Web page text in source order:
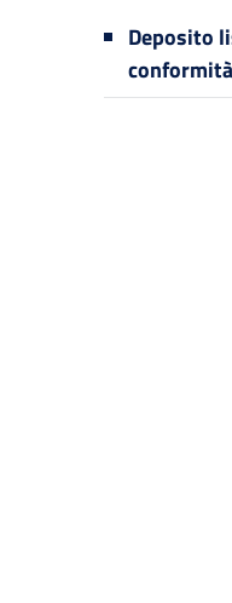
Deposito
conformità